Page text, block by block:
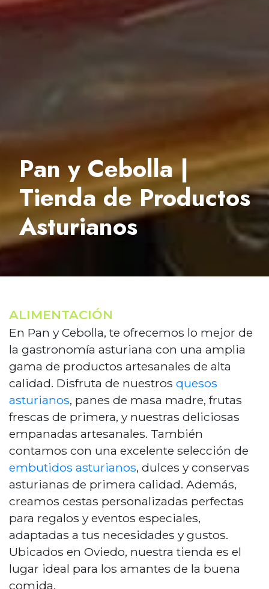
Pan y Cebolla |
Tienda de Productos
Asturianos
ALIMENTACIÓN
En Pan y Cebolla, te ofrecemos lo mejor de
la gastronomía asturiana con una amplia
gama de productos artesanales de alta
calidad. Disfruta de nuestros quesos
asturianos, panes de masa madre, frutas
frescas de primera, y nuestras deliciosas
empanadas artesanales. También
contamos con una excelente selección de
embutidos asturianos, dulces y conservas
asturianas de primera calidad. Además,
creamos cestas personalizadas perfectas
para regalos y eventos especiales,
adaptadas a tus necesidades y gustos.
Ubicados en Oviedo, nuestra tienda es el
lugar ideal para los amantes de la buena
comida.